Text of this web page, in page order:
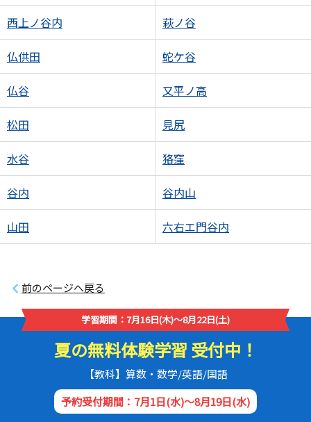
西上ノ谷内 萩ノ谷
仏供田 蛇ケ谷
仏谷 又平ノ高
松田 見尻
水谷 狢窪
谷内 谷内山
山田 六右エ門谷内
前のページへ戻る
学習期間：7月16日(木)～8月22日(土)
夏の無料体験学習 受付中！
【教科】算数・数学/英語/国語
予約受付期間：7月1日(水)～8月19日(水)